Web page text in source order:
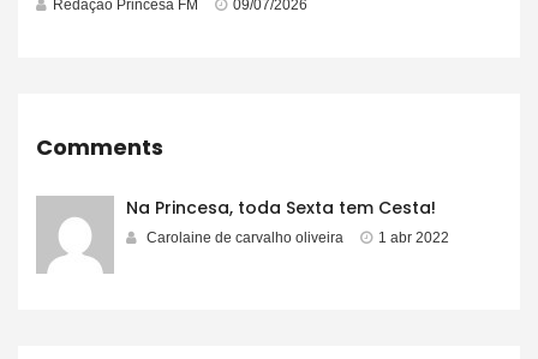
Redação Princesa FM 09/07/2026
Comments
Na Princesa, toda Sexta tem Cesta!
Carolaine de carvalho oliveira 1 abr 2022